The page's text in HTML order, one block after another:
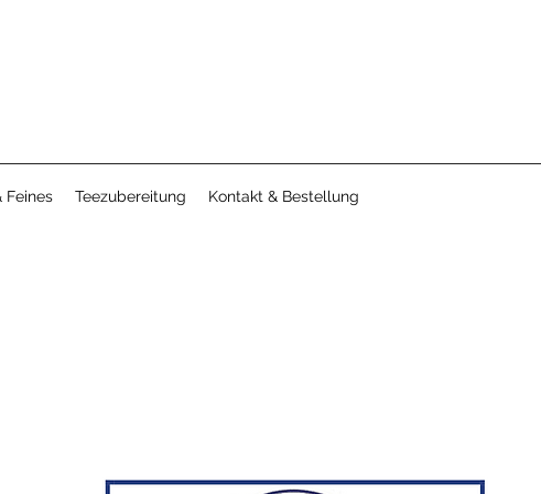
Feines Teezubereitung Kontakt & Bestellung